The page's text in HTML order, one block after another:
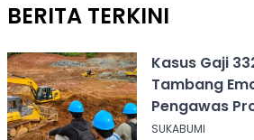
BERITA TERKINI
Kasus Gaji
Tambang
Pengawas
SUKABUMI